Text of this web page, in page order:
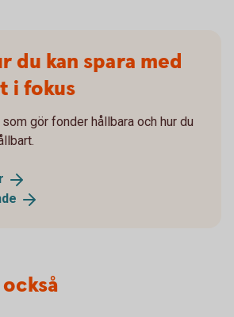
du kan spara med
i fokus
gör fonder hållbara och hur du